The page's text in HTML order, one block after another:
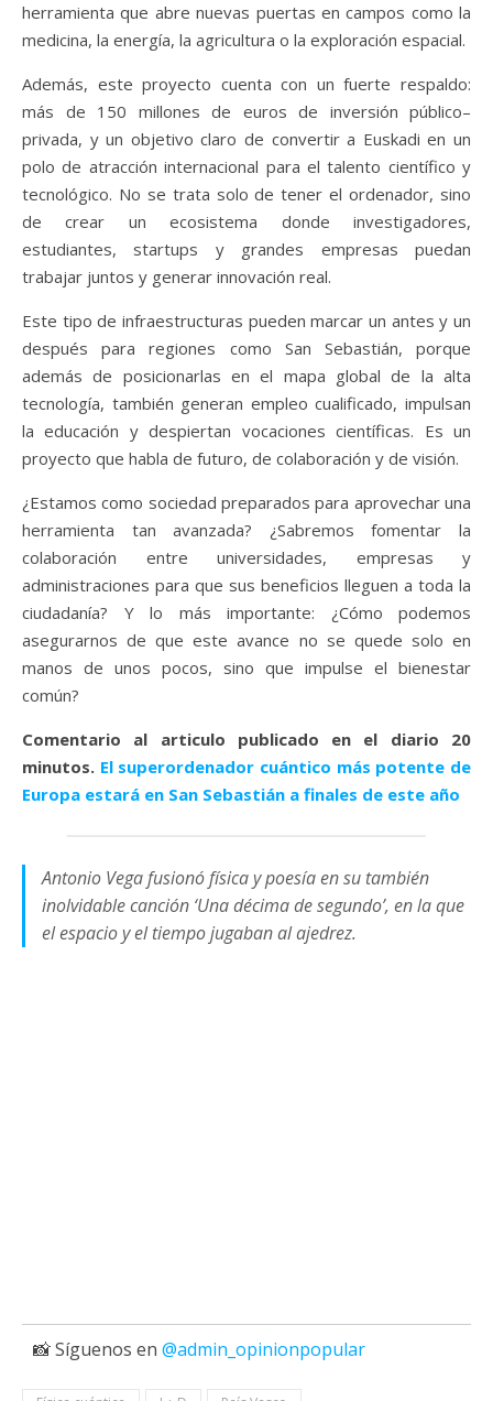
herramienta que abre nuevas puertas en campos como la
medicina, la energía, la agricultura o la exploración espacial.
Además, este proyecto cuenta con un fuerte respaldo:
más de 150 millones de euros de inversión público–
privada, y un objetivo claro de convertir a Euskadi en un
polo de atracción internacional para el talento científico y
tecnológico. No se trata solo de tener el ordenador, sino
de crear un ecosistema donde investigadores,
estudiantes, startups y grandes empresas puedan
trabajar juntos y generar innovación real.
Este tipo de infraestructuras pueden marcar un antes y un
después para regiones como San Sebastián, porque
además de posicionarlas en el mapa global de la alta
tecnología, también generan empleo cualificado, impulsan
la educación y despiertan vocaciones científicas. Es un
proyecto que habla de futuro, de colaboración y de visión.
¿Estamos como sociedad preparados para aprovechar una
herramienta tan avanzada? ¿Sabremos fomentar la
colaboración entre universidades, empresas y
administraciones para que sus beneficios lleguen a toda la
ciudadanía? Y lo más importante: ¿Cómo podemos
asegurarnos de que este avance no se quede solo en
manos de unos pocos, sino que impulse el bienestar
común?
Comentario al articulo publicado en el diario 20
minutos. El superordenador cuántico más potente de
Europa estará en San Sebastián a finales de este año
Antonio Vega fusionó física y poesía en su también
inolvidable canción ‘Una décima de segundo’, en la que
el espacio y el tiempo jugaban al ajedrez.
📸 Síguenos en @admin_opinionpopular